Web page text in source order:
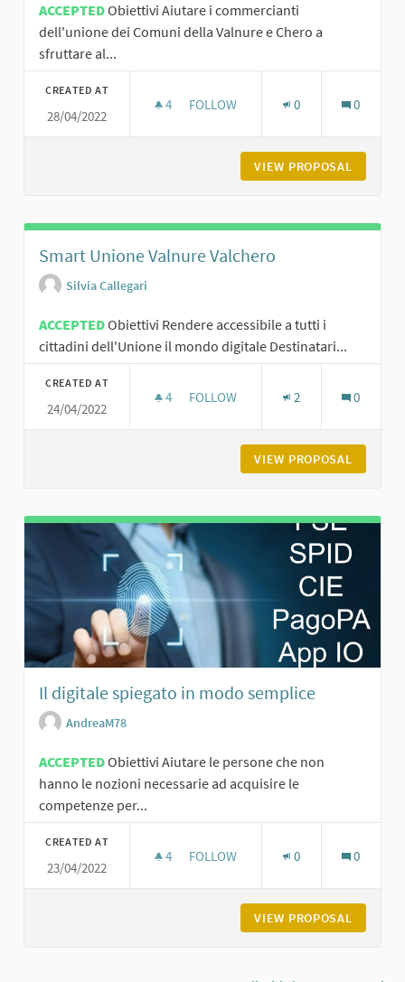
ACCEPTEDObiettivi Aiutare i commercianti
dell'unione dei Comuni della Valnure e Chero a
sfruttare al...
CREATED AT
28/04/2022
4 4 FOLLOWERS
FOLLOW 0 0
VIEW PROPOSAL
Smart Unione Valnure Valchero
Silvia Callegari
ACCEPTEDObiettivi Rendere accessibile a tutti i
cittadini dell'Unione il mondo digitale Destinatari...
CREATED AT
24/04/2022
4 4 FOLLOWERS
FOLLOW 2 0
VIEW PROPOSAL
Il digitale spiegato in modo semplice
AndreaM78
ACCEPTEDObiettivi Aiutare le persone che non
hanno le nozioni necessarie ad acquisire le
competenze per...
CREATED AT
23/04/2022
4 4 FOLLOWERS
FOLLOW 0 0
VIEW PROPOSAL